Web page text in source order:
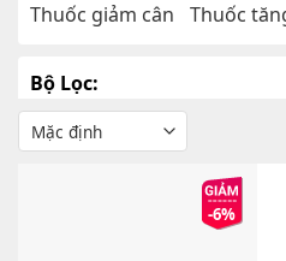
Thuốc giảm cân
Thuốc
Bộ Lọc:
-6%